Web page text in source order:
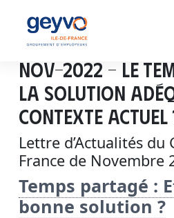
Nov-2022 – Le
la solution
contexte actuel
Lettre d’Actualités du
France de Novembre
Temps partagé :
bonne solution ?